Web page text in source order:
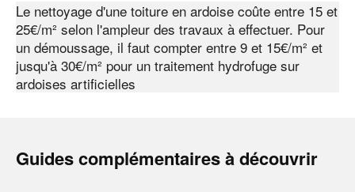
Le nettoyage d'une toiture en ardoise coûte entre 15 et
25€/m² selon l'ampleur des travaux à effectuer. Pour
un démoussage, il faut compter entre 9 et 15€/m² et
jusqu'à 30€/m² pour un traitement hydrofuge sur
ardoises artificielles
Guides complémentaires à découvrir